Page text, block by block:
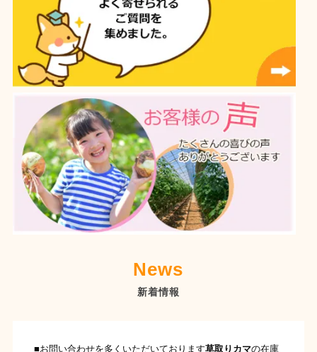
News
新着情報
■お問い合わせを多くいただいております草取りカマの在庫